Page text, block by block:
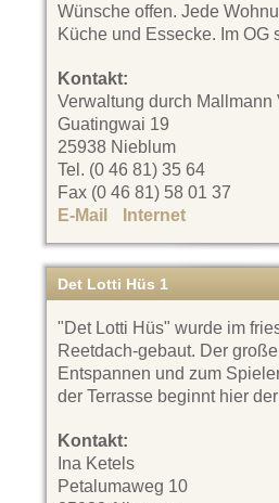
Wünsche offen. Jede
Küche und Essecke. Im OG
Kontakt:
Verwaltung durch Mallmann
Guatingwai 19
25938 Nieblum
Tel. (0 46 81) 35 64
Fax (0 46 81) 58 01 37
E-Mail
Internet
Det Lotti Hüs 1
"Det Lotti Hüs" wurde im
Reetdach-gebaut. Der
Entspannen und zum
der Terrasse beginnt hier
Kontakt:
Ina Ketels
Petalumaweg 10